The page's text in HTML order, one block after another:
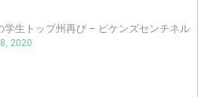
学生トップ州再び – ピケンズセンチネル
2020